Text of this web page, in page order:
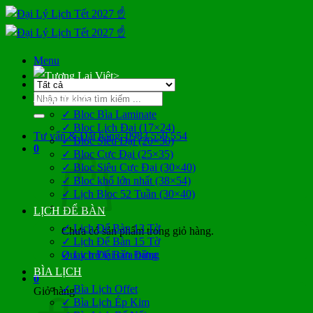
Bỏ
qua
nội
Menu
Tìm
kiếm:
Tư vấn & Đặt hàng: 0983 559 554
0
Chưa có sản phẩm trong giỏ hàng.
Quay trở lại cửa hàng
0
Giỏ hàng
>
LỊCH BLOC
✓ Bloc Bìa Laminate
✓ Bloc Lịch Đại (17×24)
✓ Bloc Siêu Đại (20×30)
✓ Bloc Cực Đại (25×35)
✓ Bloc Siêu Cực Đại (30×40)
✓ Bloc khổ lớn nhất (38×54)
✓ Lịch Bloc 52 Tuần (30×40)
LỊCH ĐỂ BÀN
✓ Lịch Để Bàn 13 Tờ
✓ Lịch Để Bàn 15 Tờ
✓ Lịch Để Bàn Đứng
BÌA LỊCH
✓ Bìa Lịch Offet
✓ Bìa Lịch Ép Kim